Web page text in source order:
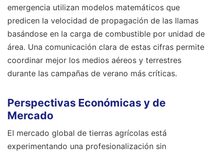
emergencia utilizan modelos matemáticos que
predicen la velocidad de propagación de las llamas
basándose en la carga de combustible por unidad de
área. Una comunicación clara de estas cifras permite
coordinar mejor los medios aéreos y terrestres
durante las campañas de verano más críticas.
Perspectivas Económicas y de
Mercado
El mercado global de tierras agrícolas está
experimentando una profesionalización sin